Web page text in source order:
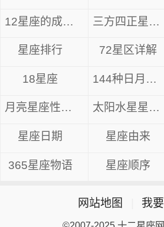
12星座的成长方式 三方四正星座分析
星座排行 72星区详解
18星座 144种日月星座
月亮星座性格解析 太阳水星星座组合
星座日期 星座由来
365星座物语 星座顺序
网站地图 我